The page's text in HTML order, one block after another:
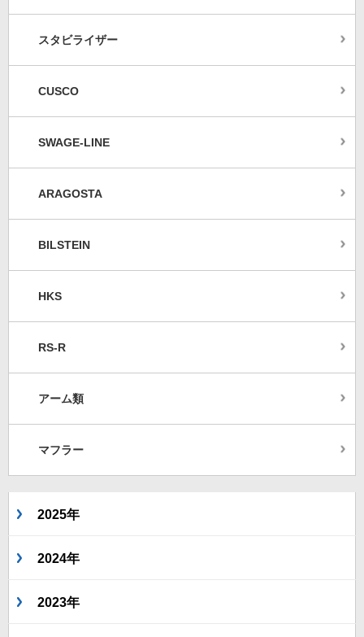
スタビライザー
CUSCO
SWAGE-LINE
ARAGOSTA
BILSTEIN
HKS
RS-R
アーム類
マフラー
2025年
2024年
2023年